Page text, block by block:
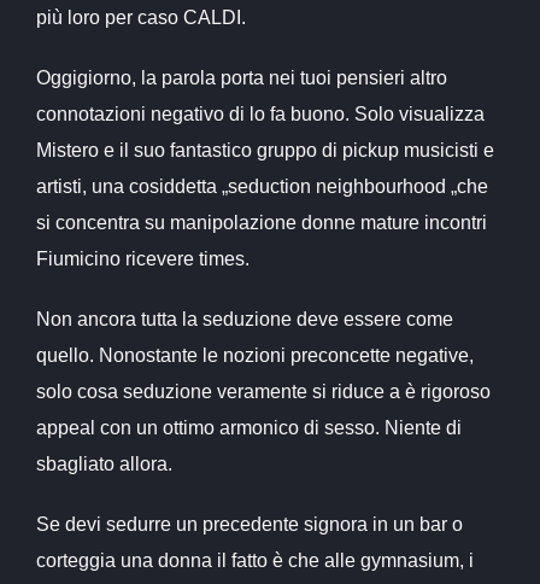
più loro per caso CALDI.
Oggigiorno, la parola porta nei tuoi pensieri altro
connotazioni negativo di lo fa buono. Solo visualizza
Mistero e il suo fantastico gruppo di pickup musicisti e
artisti, una cosiddetta „seduction neighbourhood „che
si concentra su manipolazione donne mature incontri
Fiumicino ricevere times.
Non ancora tutta la seduzione deve essere come
quello. Nonostante le nozioni preconcette negative,
solo cosa seduzione veramente si riduce a è rigoroso
appeal con un ottimo armonico di sesso. Niente di
sbagliato allora.
Se devi sedurre un precedente signora in un bar o
corteggia una donna il fatto è che alle gymnasium, i